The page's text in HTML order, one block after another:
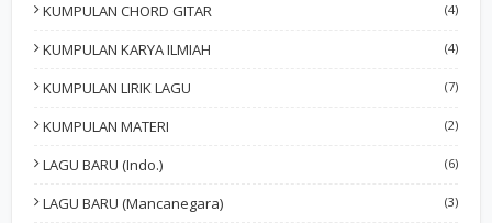
KUMPULAN CHORD GITAR (4)
KUMPULAN KARYA ILMIAH (4)
KUMPULAN LIRIK LAGU (7)
KUMPULAN MATERI (2)
LAGU BARU (Indo.) (6)
LAGU BARU (Mancanegara) (3)